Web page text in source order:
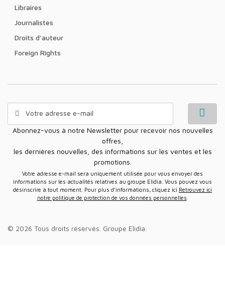
Libraires
Journalistes
Droits d'auteur
Foreign Rights
Abonnez-vous à notre Newsletter pour recevoir nos nouvelles
offres,
les dernières nouvelles, des informations sur les ventes et les
promotions.
Votre adresse e-mail sera uniquement utilisée pour vous envoyer des
informations sur les actualités relatives au groupe Elidia. Vous pouvez vous
désinscrire à tout moment. Pour plus d’informations, cliquez ici Retrouvez ici
notre politique de protection de vos données personnelles
© 2026 Tous droits réservés. Groupe Elidia.